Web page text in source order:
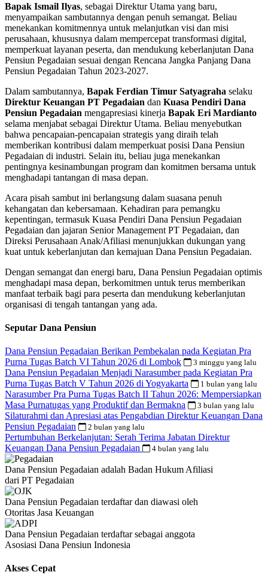
Bapak Ismail Ilyas, sebagai Direktur Utama yang baru,
menyampaikan sambutannya dengan penuh semangat. Beliau
menekankan komitmennya untuk melanjutkan visi dan misi
perusahaan, khususnya dalam mempercepat transformasi digital,
memperkuat layanan peserta, dan mendukung keberlanjutan Dana
Pensiun Pegadaian sesuai dengan Rencana Jangka Panjang Dana
Pensiun Pegadaian Tahun 2023-2027.
Dalam sambutannya, Bapak Ferdian Timur Satyagraha selaku
Direktur Keuangan PT Pegadaian dan Kuasa Pendiri Dana
Pensiun Pegadaian mengapresiasi kinerja Bapak Eri Mardianto
selama menjabat sebagai Direktur Utama. Beliau menyebutkan
bahwa pencapaian-pencapaian strategis yang diraih telah
memberikan kontribusi dalam memperkuat posisi Dana Pensiun
Pegadaian di industri. Selain itu, beliau juga menekankan
pentingnya kesinambungan program dan komitmen bersama untuk
menghadapi tantangan di masa depan.
Acara pisah sambut ini berlangsung dalam suasana penuh
kehangatan dan kebersamaan. Kehadiran para pemangku
kepentingan, termasuk Kuasa Pendiri Dana Pensiun Pegadaian
Pegadaian dan jajaran Senior Management PT Pegadaian, dan
Direksi Perusahaan Anak/Afiliasi menunjukkan dukungan yang
kuat untuk keberlanjutan dan kemajuan Dana Pensiun Pegadaian.
Dengan semangat dan energi baru, Dana Pensiun Pegadaian optimis
menghadapi masa depan, berkomitmen untuk terus memberikan
manfaat terbaik bagi para peserta dan mendukung keberlanjutan
organisasi di tengah tantangan yang ada.
Seputar Dana Pensiun
Dana Pensiun Pegadaian Berikan Pembekalan pada Kegiatan Pra
Purna Tugas Batch VI Tahun 2026 di Lombok
3 minggu yang lalu
Dana Pensiun Pegadaian Menjadi Narasumber pada Kegiatan Pra
Purna Tugas Batch V Tahun 2026 di Yogyakarta
1 bulan yang lalu
Narasumber Pra Purna Tugas Batch II Tahun 2026: Mempersiapkan
Masa Purnatugas yang Produktif dan Bermakna
3 bulan yang lalu
Silaturahmi dan Apresiasi atas Pengabdian Direktur Keuangan Dana
Pensiun Pegadaian
2 bulan yang lalu
Pertumbuhan Berkelanjutan: Serah Terima Jabatan Direktur
Keuangan Dana Pensiun Pegadaian
4 bulan yang lalu
Dana Pensiun Pegadaian adalah Badan Hukum Afiliasi
dari PT Pegadaian
Dana Pensiun Pegadaian terdaftar dan diawasi oleh
Otoritas Jasa Keuangan
Dana Pensiun Pegadaian terdaftar sebagai anggota
Asosiasi Dana Pensiun Indonesia
Akses Cepat